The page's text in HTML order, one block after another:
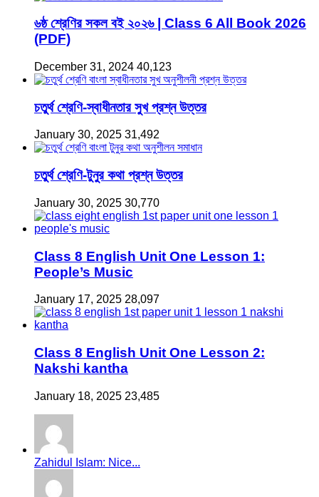
৬ষ্ঠ শ্রেণির সকল বই ২০২৬ | Class 6 All Book 2026
(PDF)
December 31, 2024 40,123
চতুর্থ শ্রেণি-স্বাধীনতার সুখ প্রশ্ন উত্তর
January 30, 2025 31,492
চতুর্থ শ্রেণি-টুনুর কথা প্রশ্ন উত্তর
January 30, 2025 30,770
Class 8 English Unit One Lesson 1:
People’s Music
January 17, 2025 28,097
Class 8 English Unit One Lesson 2:
Nakshi kantha
January 18, 2025 23,485
Zahidul Islam: Nice...